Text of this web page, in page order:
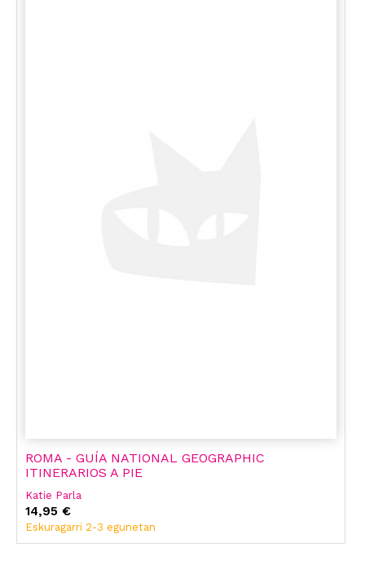
ROMA - GUÍA NATIONAL GEOGRAPHIC
ITINERARIOS A PIE
Katie Parla
14,95 €
Eskuragarri 2-3 egunetan